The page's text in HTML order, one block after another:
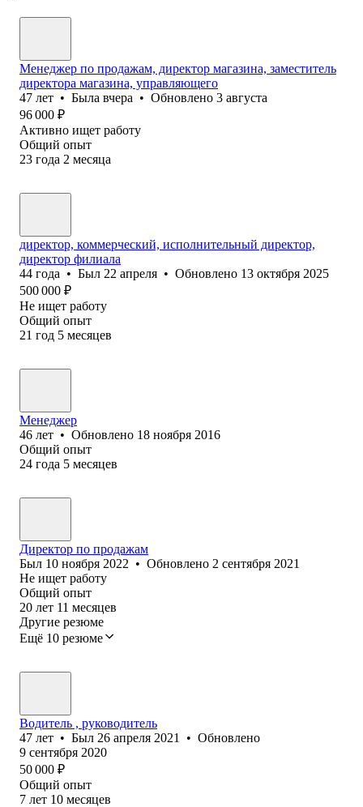
Менеджер по продажам, директор магазина, заместитель
директора магазина, управляющего
47 лет • Была вчера • Обновлено 3 августа
96 000 ₽
Активно ищет работу
Общий опыт
23 года 2 месяца
директор, коммерческий, исполнительный директор,
директор филиала
44 года • Был 22 апреля • Обновлено 13 октября 2025
500 000 ₽
Не ищет работу
Общий опыт
21 год 5 месяцев
Менеджер
46 лет • Обновлено 18 ноября 2016
Общий опыт
24 года 5 месяцев
Директор по продажам
Был 10 ноября 2022 • Обновлено 2 сентября 2021
Не ищет работу
Общий опыт
20 лет 11 месяцев
Другие резюме
Ещё 10 резюме
Водитель , руководитель
47 лет • Был 26 апреля 2021 • Обновлено
9 сентября 2020
50 000 ₽
Общий опыт
7 лет 10 месяцев